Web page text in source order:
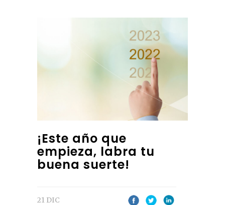
¡Este año que
empieza, labra tu
buena suerte!
21 DIC